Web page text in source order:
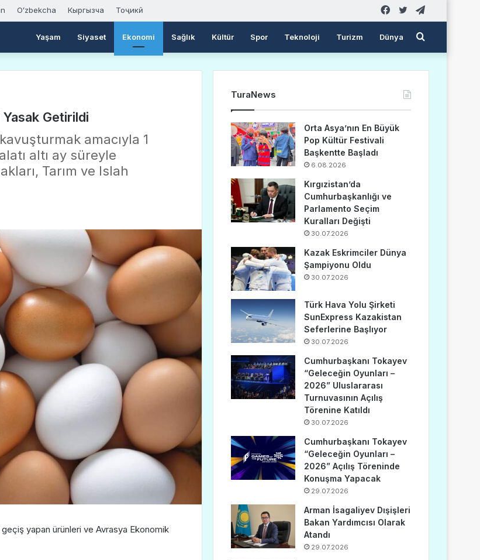
Oʻzbekcha Кыргызча Тоҷикӣ Twitter
Facebook
Yaşam Siyaset Ekonomi Sağlık Kültür Spor Teknoloji Turizm Dünya Arama
yap
Yasak Getirildi
amacıyla 1
altı ay süreyle
Tarım ve Islah
geçiş yapan ürünleri ve Avrasya Ekonomik
TuraNews
Orta Asya’nın En Büyük
Pop Kültür Festivali
Başkentte Başladı
6.08.2026
Kırgızistan’da
Cumhurbaşkanlığı ve
Parlamento Seçim
Kuralları Değişti
30.07.2026
Kazak Eskrimciler Dünya
Şampiyonu Oldu
30.07.2026
Türk Hava Yolu Şirketi
SunExpress Kazakistan
Seferlerine Başlıyor
30.07.2026
Cumhurbaşkanı Tokayev
“Geleceğin Oyunları –
2026” Uluslararası
Turnuvasının Açılış
Törenine Katıldı
30.07.2026
Cumhurbaşkanı Tokayev
“Geleceğin Oyunları –
2026” Açılış Töreninde
Konuşma Yapacak
29.07.2026
Arman İsagaliyev Dışişleri
Bakan Yardımcısı Olarak
Atandı
29.07.2026